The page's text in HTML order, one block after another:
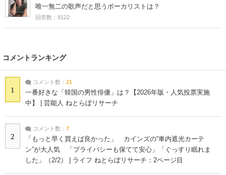
唯一無二の歌声だと思うボーカリストは？
回答数：8122
コメントランキング
1
コメント数： 21
一番好きな「韓国の男性俳優」は？【2026年版・人気投票実施
中】 | 芸能人 ねとらぼリサーチ
2
コメント数： 7
「もっと早く買えば良かった」 カインズの“車内遮光カーテ
ン”が大人気 「プライバシーも保てて安心」「ぐっすり眠れま
した」（2/2） | ライフ ねとらぼリサーチ：2ページ目